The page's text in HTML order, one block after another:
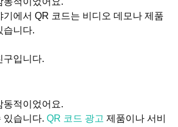
에서 QR 코드는 비디오 데모나 제품
습니다.
구입니다.
동적이었어요.
있습니다. QR 코드 광고 제품이나 서비